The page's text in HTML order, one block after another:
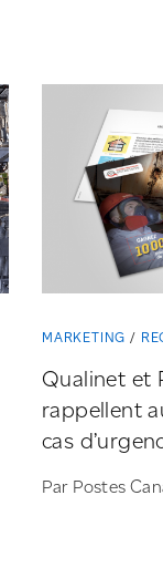
MARKETING
Qualinet et
rappellent
cas
Par Postes